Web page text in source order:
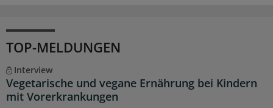
TOP-MELDUNGEN
Interview
Vegetarische und vegane Ernährung bei Kindern
mit Vorerkrankungen